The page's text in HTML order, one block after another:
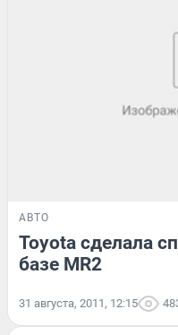
АВТО
Toyota сделала
базе MR2
31 августа, 2011, 12:15